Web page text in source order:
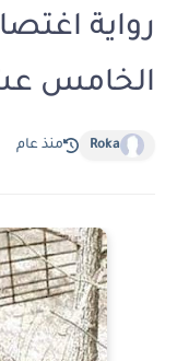
رواية
الخامس عشر 15 بقلم
Roka منذ عام